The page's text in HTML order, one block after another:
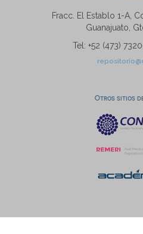
Fracc. El Establo 1-A,
Guanajuato,
Tel: +52 (473)
Otros sitios